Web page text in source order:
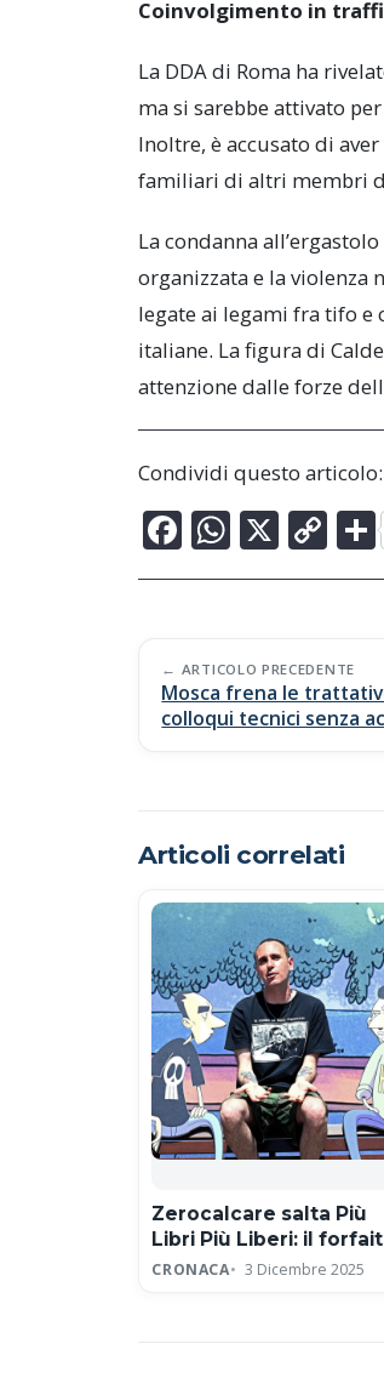
Coinvolgimento in
La DDA di Roma ha
ma si sarebbe attivato
Inoltre, è accusato di
familiari di altri membri
La condanna
organizzata e la violenza
legate ai legami fra tifo e
italiane. La figura di
attenzione dalle forze
Condividi questo articolo:
F
ac
b
o
o
k
W
h
s
A
p
p
X C
o
y
Li
n
k
Post
navigation
ARTICOLO PRECEDENTE
Mosca frena le
colloqui tecnici senza
Articoli correlati
Zerocalcare salta Più
Libri Più Liberi: il forfait
per protesta contro
CRONACA 3 Dicembre 2025